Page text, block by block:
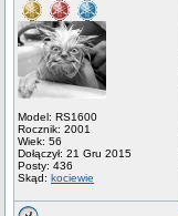
Model: RS1600
Rocznik: 2001
Wiek: 56
Dołączył: 21 Gru 2015
Posty: 436
Skąd: kociewie